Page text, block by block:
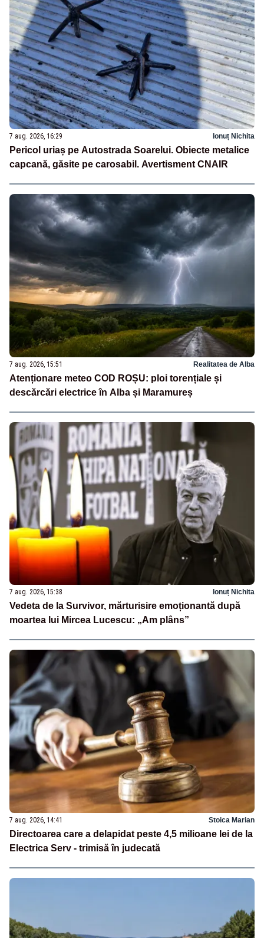
7 aug. 2026, 16:29 Ionuț Nichita
Pericol uriaș pe Autostrada Soarelui. Obiecte metalice
capcană, găsite pe carosabil. Avertisment CNAIR
7 aug. 2026, 15:51 Realitatea de Alba
Atenționare meteo COD ROȘU: ploi torențiale și
descărcări electrice în Alba și Maramureș
7 aug. 2026, 15:38 Ionuț Nichita
Vedeta de la Survivor, mărturisire emoționantă după
moartea lui Mircea Lucescu: „Am plâns”
7 aug. 2026, 14:41 Stoica Marian
Directoarea care a delapidat peste 4,5 milioane lei de la
Electrica Serv - trimisă în judecată